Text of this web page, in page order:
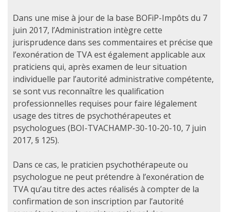
Dans une mise à jour de la base BOFiP-Impôts du 7
juin 2017, l’Administration intègre cette
jurisprudence dans ses commentaires et précise que
l’exonération de TVA est également applicable aux
praticiens qui, après examen de leur situation
individuelle par l’autorité administrative compétente,
se sont vus reconnaître les qualification
professionnelles requises pour faire légalement
usage des titres de psychothérapeutes et
psychologues (BOI-TVACHAMP-30-10-20-10, 7 juin
2017, § 125).
Dans ce cas, le praticien psychothérapeute ou
psychologue ne peut prétendre à l’exonération de
TVA qu’au titre des actes réalisés à compter de la
confirmation de son inscription par l’autorité